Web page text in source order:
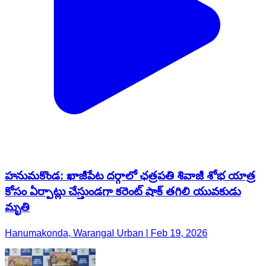
హనుమకొండ: ఖాజీపేట దర్గాలో ఛత్రపతి శివాజీ శోభ యాత్ర
కోసం ఏర్పాట్లు చేస్తుండగా కరెంట్ షాక్ తగిలి యువకుడు
మృతి
Hanumakonda, Warangal Urban | Feb 19, 2026